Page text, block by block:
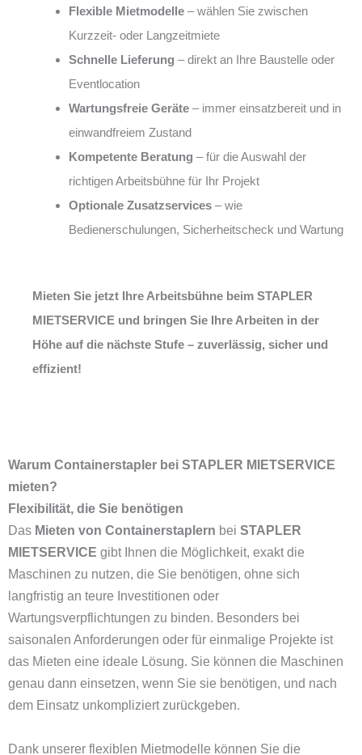
Flexible Mietmodelle – wählen Sie zwischen
Kurzzeit- oder Langzeitmiete
Schnelle Lieferung – direkt an Ihre Baustelle oder
Eventlocation
Wartungsfreie Geräte – immer einsatzbereit und in
einwandfreiem Zustand
Kompetente Beratung – für die Auswahl der
richtigen Arbeitsbühne für Ihr Projekt
Optionale Zusatzservices – wie
Bedienerschulungen, Sicherheitscheck und Wartung
Mieten Sie jetzt Ihre Arbeitsbühne beim STAPLER
MIETSERVICE und bringen Sie Ihre Arbeiten in der
Höhe auf die nächste Stufe – zuverlässig, sicher und
effizient!
Warum Containerstapler bei STAPLER MIETSERVICE
mieten?
Flexibilität, die Sie benötigen
Das Mieten von Containerstaplern bei STAPLER
MIETSERVICE gibt Ihnen die Möglichkeit, exakt die
Maschinen zu nutzen, die Sie benötigen, ohne sich
langfristig an teure Investitionen oder
Wartungsverpflichtungen zu binden. Besonders bei
saisonalen Anforderungen oder für einmalige Projekte ist
das Mieten eine ideale Lösung. Sie können die Maschinen
genau dann einsetzen, wenn Sie sie benötigen, und nach
dem Einsatz unkompliziert zurückgeben.
Dank unserer flexiblen Mietmodelle können Sie die